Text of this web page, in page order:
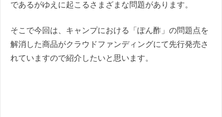
であるがゆえに起こるさまざまな問題があります。
そこで今回は、キャンプにおける「ぽん酢」の問題点を
解消した商品がクラウドファンディングにて先行発売さ
れていますので紹介したいと思います。